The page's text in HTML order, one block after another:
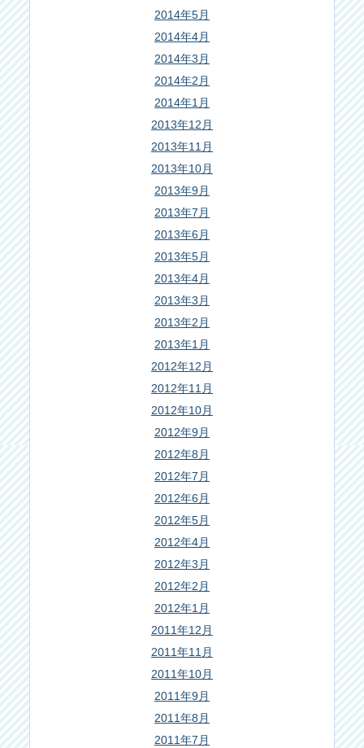
2014年5月
2014年4月
2014年3月
2014年2月
2014年1月
2013年12月
2013年11月
2013年10月
2013年9月
2013年7月
2013年6月
2013年5月
2013年4月
2013年3月
2013年2月
2013年1月
2012年12月
2012年11月
2012年10月
2012年9月
2012年8月
2012年7月
2012年6月
2012年5月
2012年4月
2012年3月
2012年2月
2012年1月
2011年12月
2011年11月
2011年10月
2011年9月
2011年8月
2011年7月